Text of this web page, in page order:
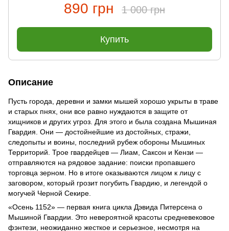
890 грн 1 000 грн
Купить
Описание
Пусть города, деревни и замки мышей хорошо укрыты в траве
и старых пнях, они все равно нуждаются в защите от
хищников и других угроз. Для этого и была создана Мышиная
Гвардия. Они — достойнейшие из достойных, стражи,
следопыты и воины, последний рубеж обороны Мышиных
Территорий. Трое гвардейцев — Лиам, Саксон и Кензи —
отправляются на рядовое задание: поиски пропавшего
торговца зерном. Но в итоге оказываются лицом к лицу с
заговором, который грозит погубить Гвардию, и легендой о
могучей Черной Секире.
«Осень 1152» — первая книга цикла Дэвида Питерсена о
Мышиной Гвардии. Это невероятной красоты средневековое
фэнтези, неожиданно жесткое и серьезное, несмотря на